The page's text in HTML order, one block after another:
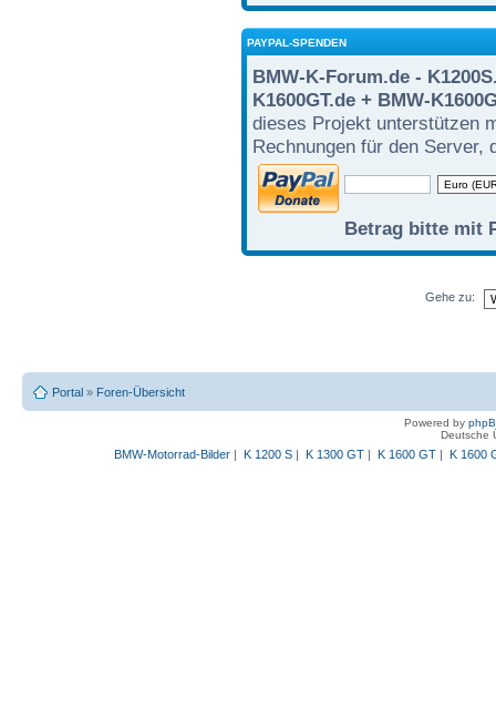
PAYPAL-SPENDEN
BMW-K-Forum.de -
K1600GT.de + BMW-
dieses Projekt unterstützen
Rechnungen für den Server,
Betrag bitte mit
Gehe zu:
Portal » Foren-Übersicht
Powered by
Deutsche
BMW-Motorrad-Bilder| K 1200 S| K 1300 GT| K 1600 GT| K 1600